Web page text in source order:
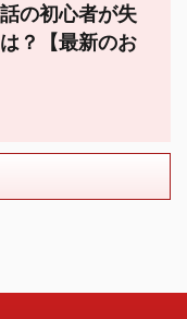
の初心者が失
？【最新のお